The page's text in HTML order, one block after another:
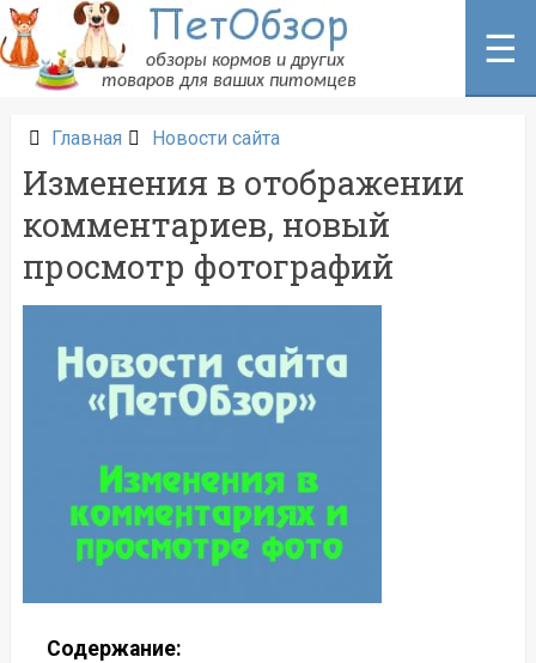
Перейти
к
содержанию
☰
Главная Новости сайта
Изменения в отображении
комментариев, новый
просмотр фотографий
Содержание: